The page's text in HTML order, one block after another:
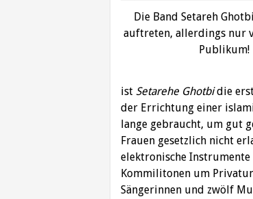
Die Band Setareh
auftreten, allerdings nur
Publikum!
ist Setarehe Ghotbidie
der Errichtung einer
lange gebraucht, um gut
Frauen gesetzlich nicht
elektronische Instrumente
Kommilitonen um
Sängerinnen und zwölf